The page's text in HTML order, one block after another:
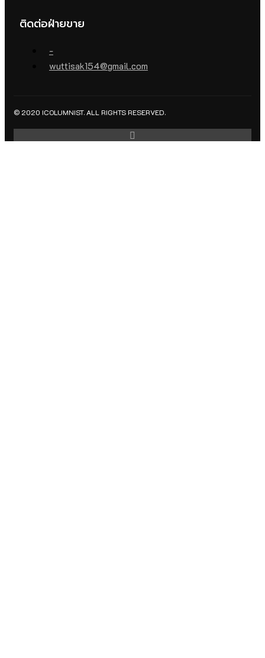
ติดต่อฝ่ายขาย
-
wuttisak154@gmail.com
© 2020 ICOLUMNIST. ALL RIGHTS RESERVED.